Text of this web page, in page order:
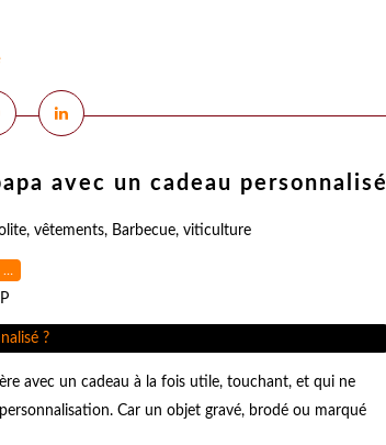
avec un cadeau personnalisé
, vêtements, Barbecue, viticulture
…
avec un cadeau à la fois utile, touchant, et qui ne
Car un objet gravé, brodé ou marqué